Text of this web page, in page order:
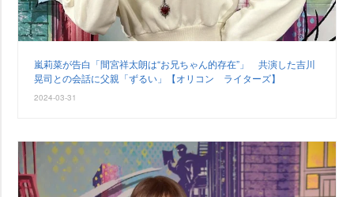
嵐莉菜が告白「間宮祥太朗は“お兄ちゃん的存在”」 共演した吉川
晃司との会話に父親「ずるい」【オリコン ライターズ】
2024-03-31